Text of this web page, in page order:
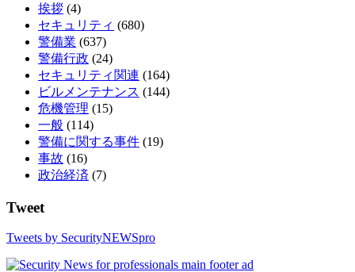
挨拶 (4)
セキュリティ (680)
警備業 (637)
警備行政 (24)
セキュリティ関連 (164)
ビルメンテナンス (144)
危機管理 (15)
一般 (114)
警備に関する事件 (19)
事故 (16)
政治経済 (7)
Tweet
Tweets by SecurityNEWSpro